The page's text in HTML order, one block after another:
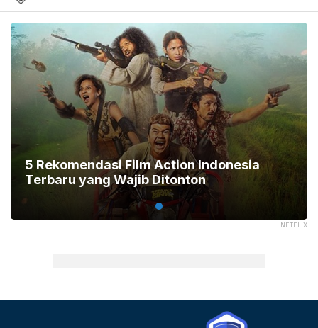
NETFLIX
5 Rekomendasi Film Action Indonesia
Terbaru yang Wajib Ditonton